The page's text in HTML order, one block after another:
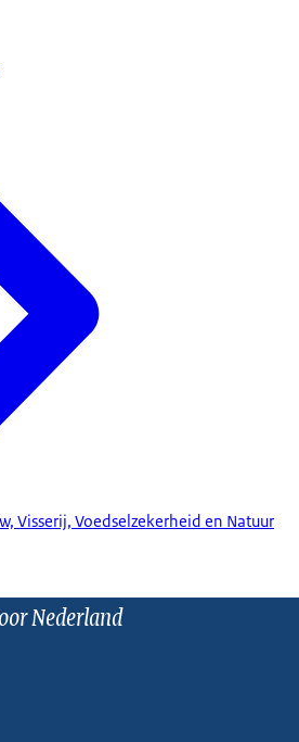
Visserij, Voedselzekerheid en Natuur
Nederland